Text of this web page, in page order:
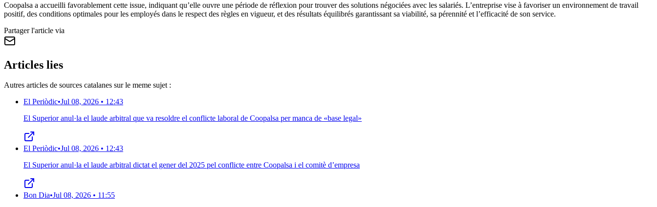
Coopalsa a accueilli favorablement cette issue, indiquant qu’elle ouvre une période de réflexion pour trouver des solutions négociées avec les salariés. L’entreprise vise à favoriser un environnement de travail
positif, des conditions optimales pour les employés dans le respect des règles en vigueur, et des résultats équilibrés garantissant sa viabilité, sa pérennité et l’efficacité de son service.
Partager l'article via
Articles lies
Autres articles de sources catalanes sur le meme sujet :
El Periòdic•Jul 08, 2026 • 12:43
El Superior anul·la el laude arbitral que va resoldre el conflicte laboral de Coopalsa per manca de «base legal»
El Periòdic•Jul 08, 2026 • 12:43
El Superior anul·la el laude arbitral dictat el gener del 2025 pel conflicte entre Coopalsa i el comitè d’empresa
Bon Dia•Jul 08, 2026 • 11:55